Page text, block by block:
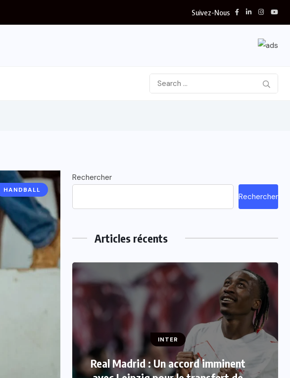
Suivez-Nous
HANDBALL
Rechercher
Rechercher
Articles récents
INTER
Real Madrid : Un accord imminent
INTER
FIFA : Luis Figo se joint aux appels